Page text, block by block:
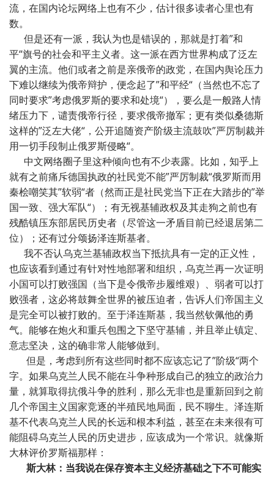
流，在国内论坛网络上也有不少，估计很多读者心里也有
数。
但是还有一派，我认为也是错误的，那就是打着”和
平“旗号的社会和平主义者。这一派在西方世界构成了泛左
翼的主流。他们或者之前是亲俄帝的政党，在国内舆论压力
下难以继续为俄帝辩护，便念起了”和平经“（当然也不忘了
同时要求”考虑俄罗斯的要求和处境“），要么是一般路人情
绪压力下，谴责俄帝行径，要求俄帝撤军；更有类似桑德斯
这样的”泛左大佬“，公开追随资产阶级主流鼓吹”严厉制裁并
用一切手段制止俄罗斯侵略“。
中文网络圈子里这种倾向也有不少表露。比如，知乎上
就有之前痛斥德国执政的社民党不能”严厉制裁“俄罗斯而用
秦桧嘲笑其”软弱“者（然而正是社民党当下正在大踏步的”举
国一致、强大军队“）；有无视基辅政权及其走狗之前也有
残酷镇压东部居民历史者（尽管这一矛盾目前已经退居第二
位）；还有过分颂扬泽连斯基者。
我不否认乌克兰基辅政权当下抵抗具有一定的正义性，
也应该看到通过有针对性地部署和组织，乌克兰再一次证明
小国可以打败强国（当下是令俄帝步履维艰）、弱者可以打
败强者，这必将鼓舞全世界的被压迫者，告诉人们帝国主义
是完全可以被打败的。至于泽连斯基，我当然钦佩他的勇
气。能够在炮火和重兵包围之下坚守基辅，并且举止镇定、
意志坚决，这的确非常人能够做到。
但是，考虑到所有这些同时都不应该忘记了”阶级“两个
字。如果乌克兰人民不能在斗争种形成自己的独立的政治力
量，就算取得抗俄斗争的胜利，那么无非也是重新回到之前
几个帝国主义国家竞逐的半殖民地局面，民不聊生。泽连斯
基不代表乌克兰人民的长远和根本利益，甚至在未来很有可
能阻碍乌克兰人民的历史进步，应该成为一个常识。就像斯
大林评价罗斯福那样：
斯大林：当我说在保存资本主义经济基础之下不可能实